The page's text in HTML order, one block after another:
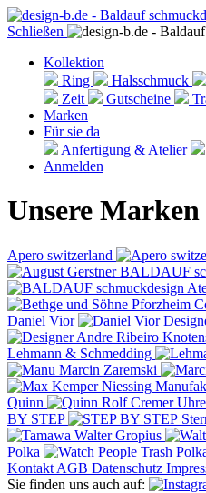
Schließen
Kollektion
Ring
Halsschmuck
Zeit
Gutscheine
Marken
Für sie da
Anfertigung & Atelier
Anmelden
Unsere Marken
Apero switzerland
BALDAUF
Daniel Vior
Lehmann & Schmedding
Marcin Zaremski
Niessing
Quinn
Rolf Cremer
BY STEP
Walter Gropius
Polka
Kontakt AGB Datenschutz
Sie finden uns auch auf: